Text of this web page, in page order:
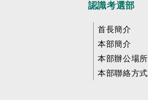
認識考選部
首長簡介
本部簡介
本部辦公場所
本部聯絡方式